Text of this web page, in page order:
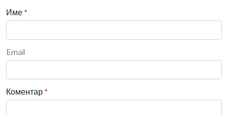
Име *
Email
Коментар *